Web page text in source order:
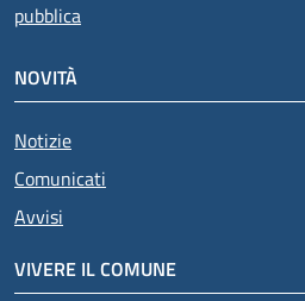
pubblica
NOVITÀ
Notizie
Comunicati
Avvisi
VIVERE IL COMUNE